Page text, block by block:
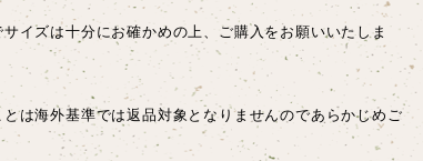
イズは十分にお確かめの上、ご購入をお願いいたしま
は海外基準では返品対象となりませんのであらかじめご